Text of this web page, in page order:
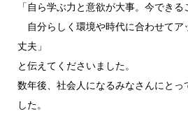
「自ら学ぶ力と意欲が大事。今できる
自分らしく環境や時代に合わせてア
丈夫」
と伝えてくださいました。
数年後、社会人になるみなさんにとっ
した。